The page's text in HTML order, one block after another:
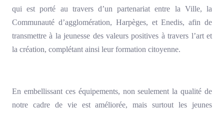
qui est porté au travers d’un partenariat entre la Ville, la
Communauté d’agglomération, Harpèges, et Enedis, afin de
transmettre à la jeunesse des valeurs positives à travers l’art et
la création, complétant ainsi leur formation citoyenne.
En embellissant ces équipements, non seulement la qualité de
notre cadre de vie est améliorée, mais surtout les jeunes